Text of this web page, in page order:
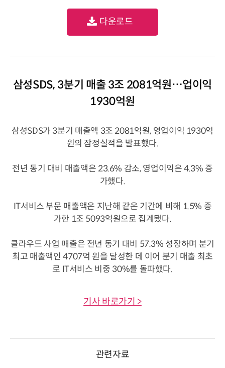
다운로드
삼성SDS, 3분기 매출 3조 2081억원…업이익
1930억원
삼성SDS가 3분기 매출액 3조 2081억원, 영업이익 1930억
원의 잠정실적을 발표했다.
전년 동기 대비 매출액은 23.6% 감소, 영업이익은 4.3% 증
가했다.
IT서비스 부문 매출액은 지난해 같은 기간에 비해 1.5% 증
가한 1조 5093억원으로 집계됐다.
클라우드 사업 매출은 전년 동기 대비 57.3% 성장하며 분기
최고 매출액인 4707억 원을 달성한 데 이어 분기 매출 최초
로 IT서비스 비중 30%를 돌파했다.
기사 바로가기 >
관련자료